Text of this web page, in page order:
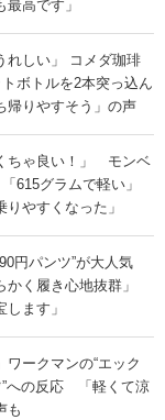
高です」
れしい」 コメダ珈琲
ボトルを2本突っ込ん
帰りやすそう」の声
ちゃ良い！」 モンベ
615グラムで軽い」
りやすくなった」
円パンツ”が大人気
かく履き心地抜群」
ます」
ワークマンの“エック
”への反応 「軽くて涼
も